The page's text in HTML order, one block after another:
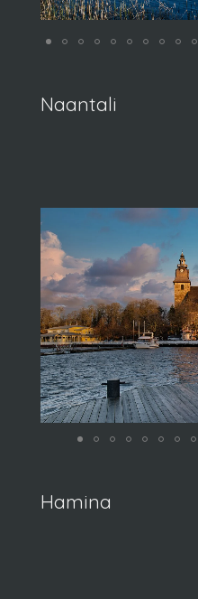
Naantali
Hamina